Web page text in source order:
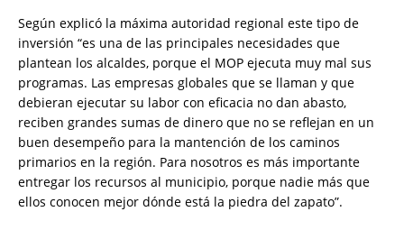
Según explicó la máxima autoridad regional este tipo de
inversión “es una de las principales necesidades que
plantean los alcaldes, porque el MOP ejecuta muy mal sus
programas. Las empresas globales que se llaman y que
debieran ejecutar su labor con eficacia no dan abasto,
reciben grandes sumas de dinero que no se reflejan en un
buen desempeño para la mantención de los caminos
primarios en la región. Para nosotros es más importante
entregar los recursos al municipio, porque nadie más que
ellos conocen mejor dónde está la piedra del zapato”.